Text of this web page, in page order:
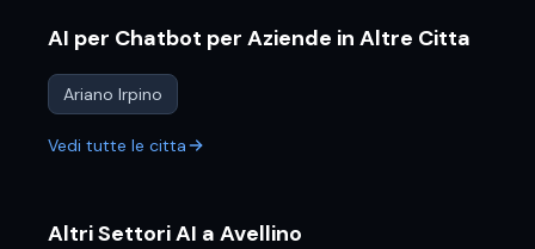
AI per Chatbot per Aziende in Altre Citta
Ariano Irpino
Vedi tutte le citta
Altri Settori AI a Avellino